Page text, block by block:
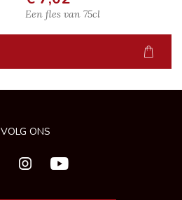
Een fles van 75cl
VOLG ONS